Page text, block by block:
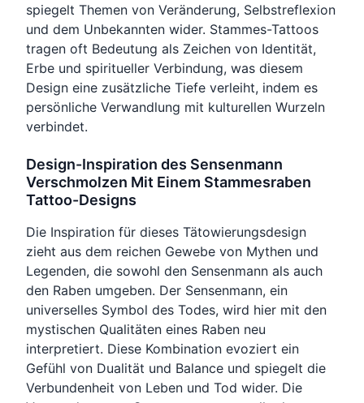
spiegelt Themen von Veränderung, Selbstreflexion
und dem Unbekannten wider. Stammes-Tattoos
tragen oft Bedeutung als Zeichen von Identität,
Erbe und spiritueller Verbindung, was diesem
Design eine zusätzliche Tiefe verleiht, indem es
persönliche Verwandlung mit kulturellen Wurzeln
verbindet.
Design-Inspiration des Sensenmann
Verschmolzen Mit Einem Stammesraben
Tattoo-Designs
Die Inspiration für dieses Tätowierungsdesign
zieht aus dem reichen Gewebe von Mythen und
Legenden, die sowohl den Sensenmann als auch
den Raben umgeben. Der Sensenmann, ein
universelles Symbol des Todes, wird hier mit den
mystischen Qualitäten eines Raben neu
interpretiert. Diese Kombination evoziert ein
Gefühl von Dualität und Balance und spiegelt die
Verbundenheit von Leben und Tod wider. Die